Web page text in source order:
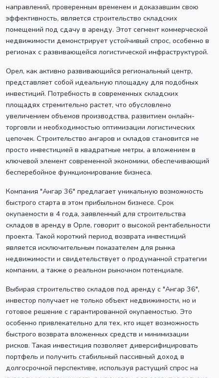
направлений, проверенным временем и доказавшим свою
эффективность, является строительство складских
помещений под сдачу в аренду. Этот сегмент коммерческой
недвижимости демонстрирует устойчивый спрос, особенно в
регионах с развивающейся логистической инфраструктурой.
Орел, как активно развивающийся региональный центр,
представляет собой идеальную площадку для подобных
инвестиций. Потребность в современных складских
площадях стремительно растет, что обусловлено
увеличением объемов производства, развитием онлайн-
торговли и необходимостью оптимизации логистических
цепочек. Строительство ангаров и складов становится не
просто инвестицией в квадратные метры, а вложением в
ключевой элемент современной экономики, обеспечивающий
бесперебойное функционирование бизнеса.
Компания "Ангар 36" предлагает уникальную возможность
быстрого старта в этом прибыльном бизнесе. Срок
окупаемости в 4 года, заявленный для строительства
складов в аренду в Орле, говорит о высокой рентабельности
проекта. Такой короткий период возврата инвестиций
является исключительным показателем для рынка
недвижимости и свидетельствует о продуманной стратегии
компании, а также о реальном рыночном потенциале.
Выбирая строительство складов под аренду с "Ангар 36",
инвестор получает не только объект недвижимости, но и
готовое решение с гарантированной окупаемостью. Это
особенно привлекательно для тех, кто ищет возможность
быстрого возврата вложенных средств и минимизации
рисков. Такая инвестиция позволяет диверсифицировать
портфель и получить стабильный пассивный доход в
долгосрочной перспективе, используя растущий спрос на